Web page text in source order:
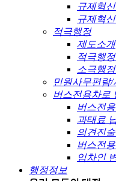
규제혁
규제혁
적극행정
제도소개
적극행
소극행
민원사무편람/
버스전용차로
버스전
과태료
의견진
버스전
임차인
행정정보